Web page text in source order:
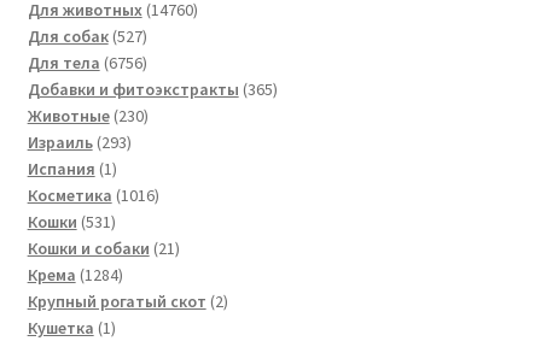
Для животных 1476014760
Для собак 527527
товаров
Для тела 67566756
товаров
Добавки и фитоэкстракты 365365
Животные 230230
Израиль 293293
Испания 11
товар
Косметика 10161016
Кошки 531531
товар
Кошки и собаки 2121
Крема 12841284
товара
Крупный рогатый скот 22
Кушетка 11